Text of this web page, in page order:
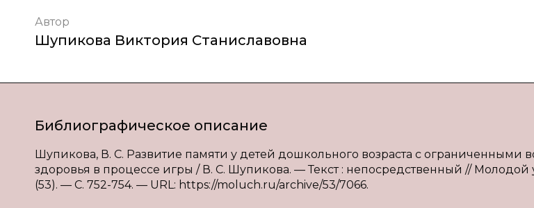
Автор
Шупикова Виктория Станиславовна
Библиографическое описание
Шупикова, В. С. Развитие памяти у детей дошкольного возраста с ограниченными
здоровья в процессе игры / В. С. Шупикова. — Текст : непосредственный //
(53). — С. 752-754. — URL: https://moluch.ru/archive/53/7066.